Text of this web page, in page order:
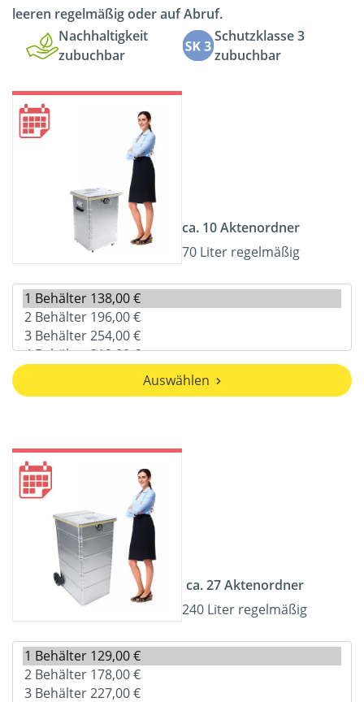
leeren regelmäßig oder auf Abruf.
Nachhaltigkeit
zubuchbar
Schutzklasse 3
zubuchbar
ca. 10 Aktenordner
70 Liter regelmäßig
Auswählen
ca. 27 Aktenordner
240 Liter regelmäßig